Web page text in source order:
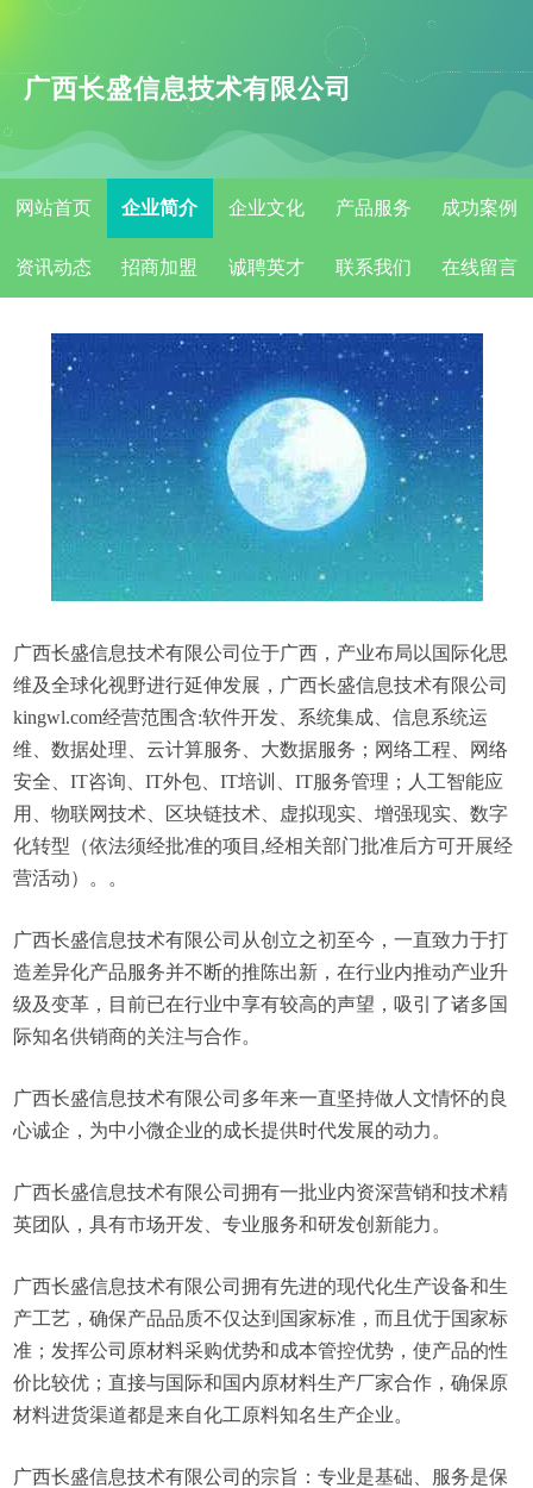
广西长盛信息技术有限公司
网站首页 企业简介 企业文化 产品服务 成功案例
资讯动态 招商加盟 诚聘英才 联系我们 在线留言
广西长盛信息技术有限公司位于广西，产业布局以国际化思
维及全球化视野进行延伸发展，广西长盛信息技术有限公司
kingwl.com经营范围含:软件开发、系统集成、信息系统运
维、数据处理、云计算服务、大数据服务；网络工程、网络
安全、IT咨询、IT外包、IT培训、IT服务管理；人工智能应
用、物联网技术、区块链技术、虚拟现实、增强现实、数字
化转型（依法须经批准的项目,经相关部门批准后方可开展经
营活动）。。
广西长盛信息技术有限公司从创立之初至今，一直致力于打
造差异化产品服务并不断的推陈出新，在行业内推动产业升
级及变革，目前已在行业中享有较高的声望，吸引了诸多国
际知名供销商的关注与合作。
广西长盛信息技术有限公司多年来一直坚持做人文情怀的良
心诚企，为中小微企业的成长提供时代发展的动力。
广西长盛信息技术有限公司拥有一批业内资深营销和技术精
英团队，具有市场开发、专业服务和研发创新能力。
广西长盛信息技术有限公司拥有先进的现代化生产设备和生
产工艺，确保产品品质不仅达到国家标准，而且优于国家标
准；发挥公司原材料采购优势和成本管控优势，使产品的性
价比较优；直接与国际和国内原材料生产厂家合作，确保原
材料进货渠道都是来自化工原料知名生产企业。
广西长盛信息技术有限公司的宗旨：专业是基础、服务是保